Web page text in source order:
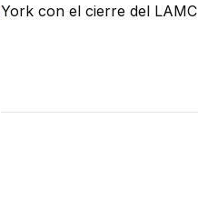
York con el cierre del LAMC